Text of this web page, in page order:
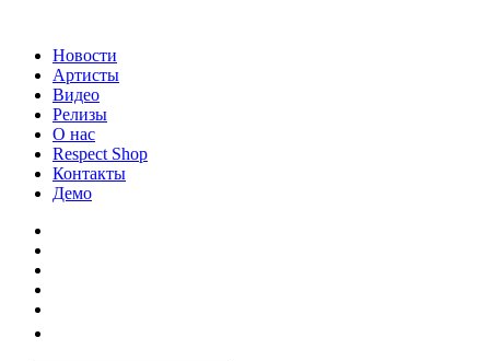
Новости
Артисты
Видео
Релизы
О нас
Respect Shop
Контакты
Демо